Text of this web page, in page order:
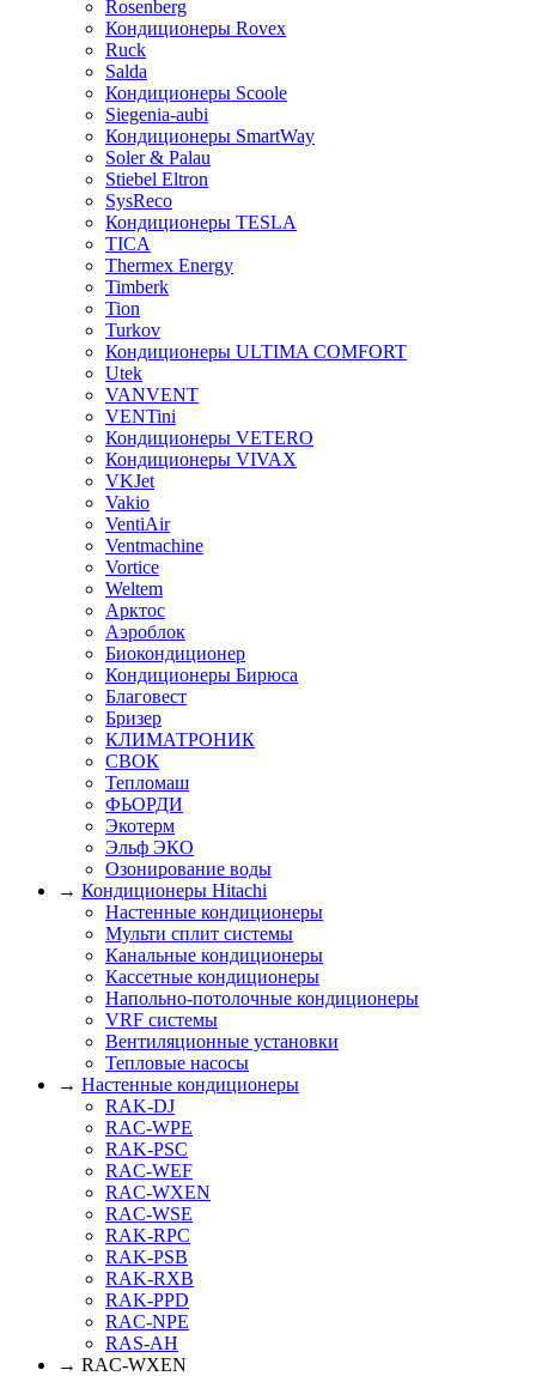
Rosenberg
Кондиционеры Rovex
Ruck
Salda
Кондиционеры Scoole
Siegenia-aubi
Кондиционеры SmartWay
Soler & Palau
Stiebel Eltron
SysReco
Кондиционеры TESLA
TICA
Thermex Energy
Timberk
Tion
Turkov
Кондиционеры ULTIMA COMFORT
Utek
VANVENT
VENTini
Кондиционеры VETERO
Кондиционеры VIVAX
VKJet
Vakio
VentiAir
Ventmachine
Vortice
Weltem
Арктос
Аэроблок
Биокондиционер
Кондиционеры Бирюса
Благовест
Бризер
КЛИМАТРОНИК
СВОК
Тепломаш
ФЬОРДИ
Экотерм
Эльф ЭКО
Озонирование воды
→ Кондиционеры Hitachi
Настенные кондиционеры
Мульти сплит системы
Канальные кондиционеры
Кассетные кондиционеры
Напольно-потолочные кондиционеры
VRF системы
Вентиляционные установки
Тепловые насосы
→ Настенные кондиционеры
RAK-DJ
RAC-WPE
RAK-PSC
RAC-WEF
RAC-WXEN
RAC-WSE
RAK-RPC
RAK-PSB
RAK-RXB
RAK-PPD
RAC-NPE
RAS-AH
→ RAC-WXEN